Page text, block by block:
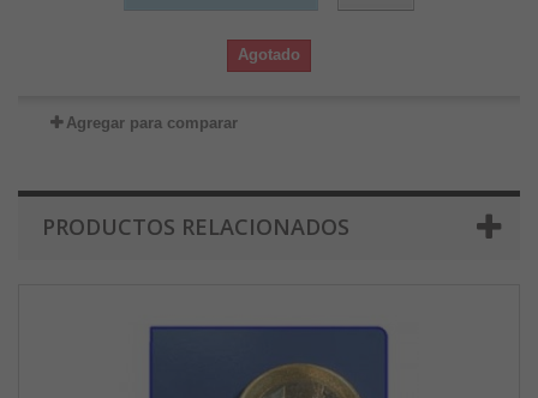
Agotado
Agregar para comparar
PRODUCTOS RELACIONADOS